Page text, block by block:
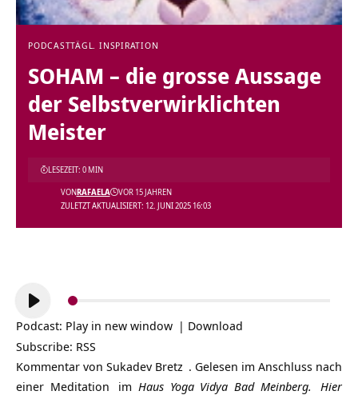
PODCASTTÄGL. INSPIRATION
SOHAM – die grosse Aussage
der Selbstverwirklichten
Meister
ZULETZT AKTUALISIERT: 12. JUNI 2025 16:03
VONRAFAELA VOR 15 JAHREN
LESEZEIT: 0 MIN
Audio-
Player
Podcast: Play in new window | Download
Subscribe: RSS
Kommentar von Sukadev Bretz . Gelesen im Anschluss nach
einer Meditation im Haus Yoga Vidya Bad Meinberg.
Hier